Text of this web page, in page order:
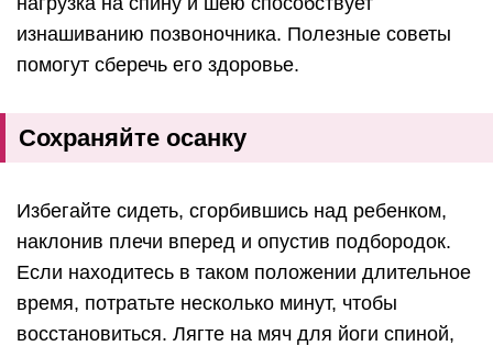
изнашиванию позвоночника. Полезные советы
помогут сберечь его здоровье.
Сохраняйте осанку
Избегайте сидеть, сгорбившись над ребенком,
наклонив плечи вперед и опустив подбородок.
Если находитесь в таком положении длительное
время, потратьте несколько минут, чтобы
восстановиться. Лягте на мяч для йоги спиной,